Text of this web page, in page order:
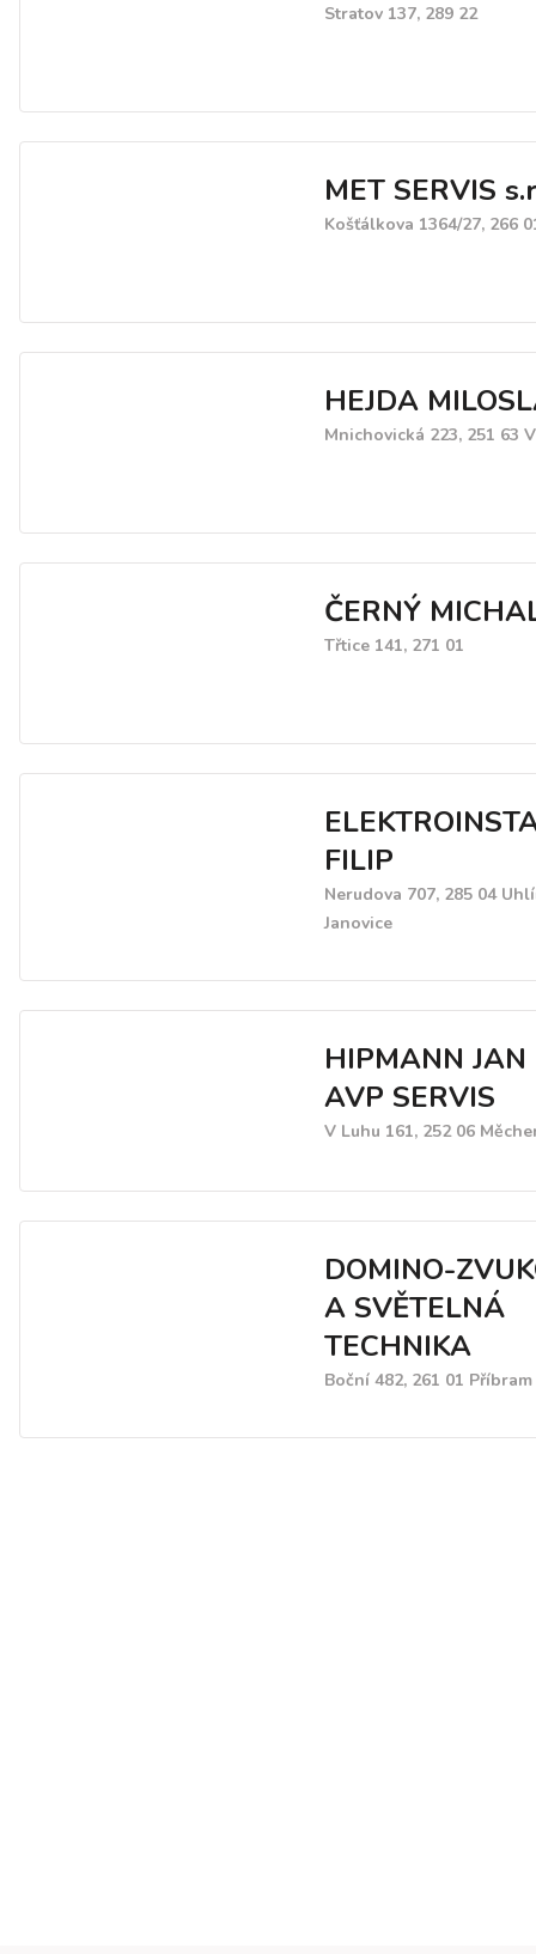
Stratov 137, 289 22
MET SERVIS
Košťálkova 1364/27, 266
HEJDA
Mnichovická 223, 251 63
ČERNÝ
Třtice 141, 271 01
FILIP
Nerudova 707, 285 04
Janovice
HIPMANN
AVP SERVIS
V Luhu 161, 252 06
DOMINO-
A SVĚTELNÁ
TECHNIKA
Boční 482, 261 01 Příbram